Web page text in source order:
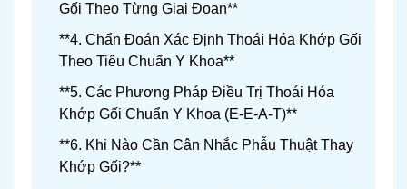
Gối Theo Từng Giai Đoạn**
**4. Chẩn Đoán Xác Định Thoái Hóa Khớp Gối
Theo Tiêu Chuẩn Y Khoa**
**5. Các Phương Pháp Điều Trị Thoái Hóa
Khớp Gối Chuẩn Y Khoa (E-E-A-T)**
**6. Khi Nào Cần Cân Nhắc Phẫu Thuật Thay
Khớp Gối?**